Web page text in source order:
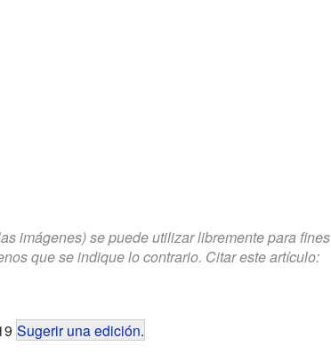
imágenes) se puede utilizar libremente para fines
que se indique lo contrario. Citar este artículo:
Sugerir una edición.